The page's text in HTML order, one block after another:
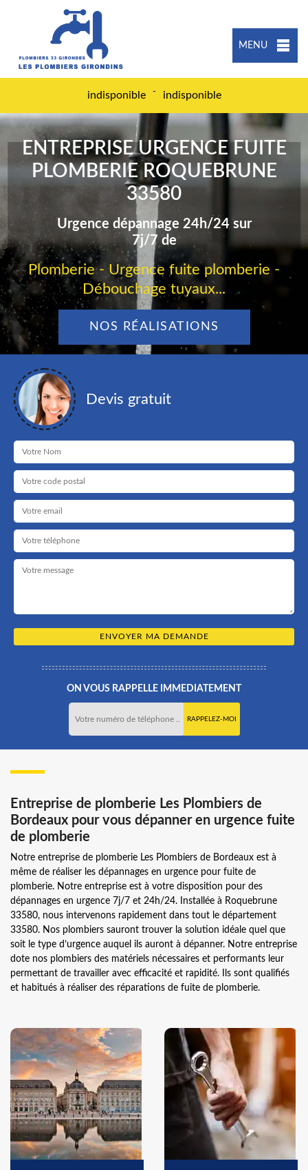
MENU
indisponible - indisponible
ENTREPRISE URGENCE FUITE
PLOMBERIE ROQUEBRUNE
33580
Urgence dépannage 24h/24 sur
7j/7 de
Plomberie - Urgence fuite plomberie -
Débouchage tuyaux...
NOS RÉALISATIONS
Devis gratuit
ON VOUS RAPPELLE IMMEDIATEMENT
Entreprise de plomberie Les Plombiers de
Bordeaux pour vous dépanner en urgence fuite
de plomberie
Notre entreprise de plomberie Les Plombiers de Bordeaux est à
même de réaliser les dépannages en urgence pour fuite de
plomberie. Notre entreprise est à votre disposition pour des
dépannages en urgence 7j/7 et 24h/24. Installée à Roquebrune
33580, nous intervenons rapidement dans tout le département
33580. Nos plombiers sauront trouver la solution idéale quel que
soit le type d’urgence auquel ils auront à dépanner. Notre entreprise
dote nos plombiers des matériels nécessaires et performants leur
permettant de travailler avec efficacité et rapidité. Ils sont qualifiés
et habitués à réaliser des réparations de fuite de plomberie.